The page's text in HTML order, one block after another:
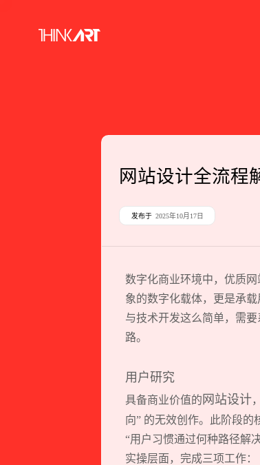
网站设计全流程
发布于 2025年10月17日
数字化商业环境中，优质
象的数字化载体，更是承
与技术开发这么简单，需
路。
用户研究
具备商业价值的 网站设计
向” 的无效创作。此阶段的
“用户习惯通过何种路径解
实操层面，完成三项工作：